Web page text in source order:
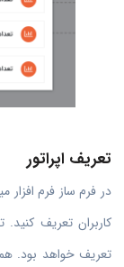
تعریف اپراتور
در فرم ساز فرم افزار
کاربران تعریف
تعریف خواهد بود.